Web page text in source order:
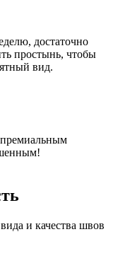
достаточно
простынь, чтобы
вид.
премиальным
и качества швов